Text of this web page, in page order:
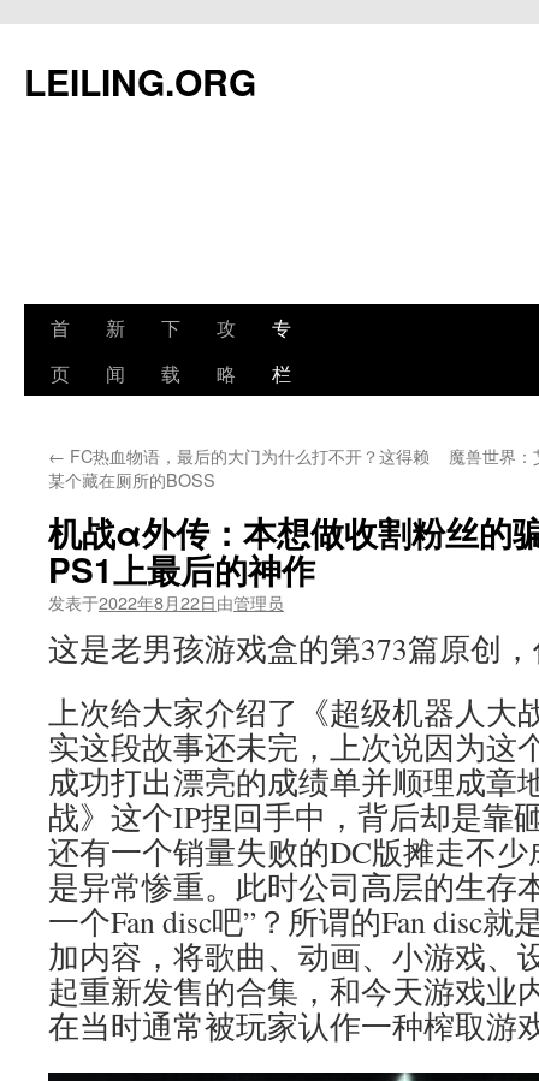
文
LEILING.ORG
首
页
新
闻
下
载
攻
略
专
栏
← FC热血物语，最后的大门为什么打不开？这得赖
某个藏在厕所的BOSS
魔兽世界
机战α外传：本想做收割粉丝的
PS1上最后的神作
发表于2022年8月22日由管理员
这是老男孩游戏盒的第373篇原创
上次给大家介绍了《超级机器人大
实这段故事还未完，上次说因为这
成功打出漂亮的成绩单并顺理成章
战》这个IP捏回手中，背后却是靠
还有一个销量失败的DC版摊走不
是异常惨重。此时公司高层的生存
一个Fan disc吧”？所谓的Fan disc
加内容，将歌曲、动画、小游戏、
起重新发售的合集，和今天游戏业
在当时通常被玩家认作一种榨取游